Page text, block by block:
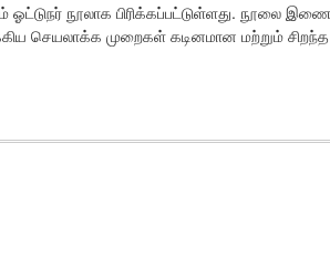
நூலாக பிரிக்கப்பட்டுள்ளது. நூலை
செயலாக்க முறைகள் கடினமான மற்றும்